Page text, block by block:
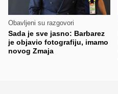
Obavljeni su razgovori
Sada je sve jasno: Barbarez
je objavio fotografiju, imamo
novog Zmaja